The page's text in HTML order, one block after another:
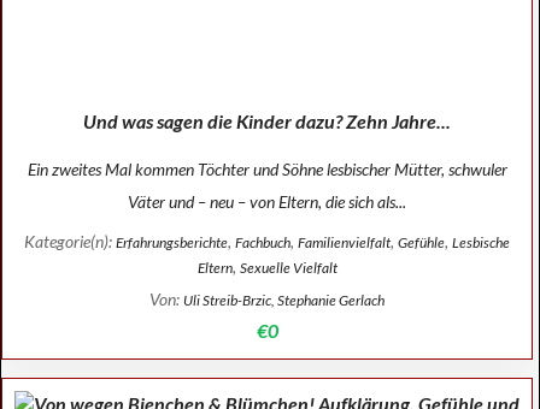
Und was sagen die Kinder dazu? Zehn Jahre...
Ein zweites Mal kommen Töchter und Söhne lesbischer Mütter, schwuler
Väter und – neu – von Eltern, die sich als...
Kategorie(n): Erfahrungsberichte, Fachbuch, Familienvielfalt, Gefühle, Lesbische
Eltern, Sexuelle Vielfalt
Von: Uli Streib-Brzic, Stephanie Gerlach
€0